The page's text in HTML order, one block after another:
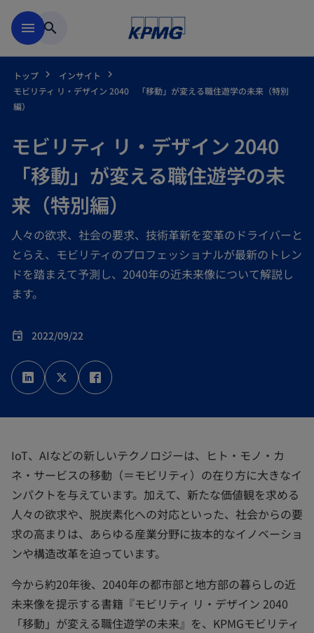
menu search
トップ
インサイト
モビリティ リ・デザイン 2040 「移動」が変える職住遊学の未来（特別
編）
モビリティ リ・デザイン 2040
「移動」が変える職住遊学の未
来（特別編）
人々の欲求、社会の要求、技術革新を変革のドライバーと
とらえ、モビリティのプロフェッショナルが最新のトレン
ドを踏まえて予測し、2040年の近未来像について解説し
ます。
event 2022/09/22
新
し
い
タ
新
し
い
タ
し
い
IoT、AIなどの新しいテクノロジーは、ヒト・モノ・カ
ネ・サービスの移動（＝モビリティ）の在り方に大きなイ
ンパクトを与えています。加えて、新たな価値観を求める
人々の欲求や、脱炭素化への対応といった、社会からの要
求の高まりは、あらゆる産業分野に抜本的なイノベーショ
ンや構造改革を迫っています。
今から約20年後、2040年の都市部と地方部の暮らしの近
未来像を提示する書籍『モビリティ リ・デザイン 2040
「移動」が変える職住遊学の未来』を、KPMGモビリティ